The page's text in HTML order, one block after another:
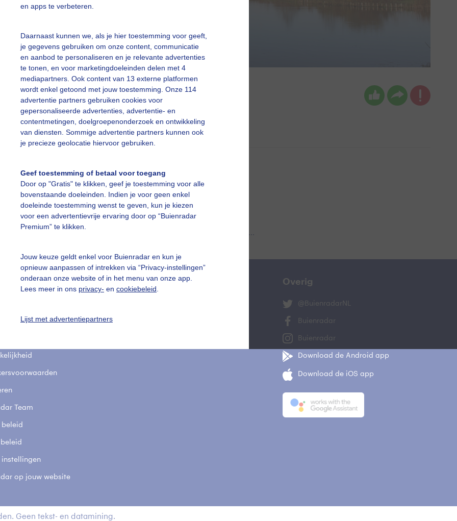
en apps te verbeteren.
Daarnaast kunnen we, als je hier toestemming voor geeft,
je gegevens gebruiken om onze content, communicatie
en aanbod te personaliseren en je relevante advertenties
te tonen, en voor marketingdoeleinden delen met 4
mediapartners. Ook content van 13 externe platformen
wordt enkel getoond met jouw toestemming. Onze 114
advertentie partners gebruiken cookies voor
gepersonaliseerde advertenties, advertentie- en
contentmetingen, doelgroepenonderzoek en ontwikkeling
van diensten. Sommige advertentie partners kunnen ook
je precieze geolocatie hiervoor gebruiken.
Geef toestemming of betaal voor toegang
Door op "Gratis" te klikken, geef je toestemming voor alle
bovenstaande doeleinden. Indien je voor geen enkel
doeleinde toestemming wenst te geven, kun je kiezen
voor een advertentievrije ervaring door op “Buienradar
Premium” te klikken.
Jouw keuze geldt enkel voor Buienradar en kun je
opnieuw aanpassen of intrekken via “Privacy-instellingen”
onderaan onze website of in het menu van onze app.
Lees meer in ons privacy- en cookiebeleid
Lijst met advertentiepartners
Blauw
Charles Braam Gemaakt: 22-11-2021, 221x bekeken
Herfst Natuur
vragen
Team
beleid
instellingen
op jouw website
Mijn weer Overig
@BuienradarNL
Buienradar
Buienradar
Download de Android app
Download de iOS app
Geen tekst- en datamining.